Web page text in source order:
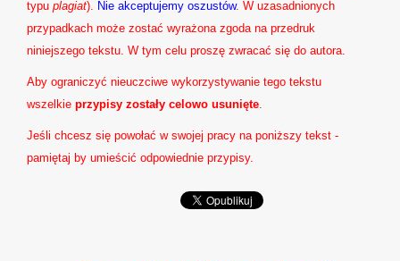
typu plagiat). Nie akceptujemy oszustów. W uzasadnionych
przypadkach może zostać wyrażona zgoda na przedruk
niniejszego tekstu. W tym celu proszę zwracać się do autora.
Aby ograniczyć nieuczciwe wykorzystywanie tego tekstu
wszelkie przypisy zostały celowo usunięte.
Jeśli chcesz się powołać w swojej pracy na poniższy tekst -
pamiętaj by umieścić odpowiednie przypisy.